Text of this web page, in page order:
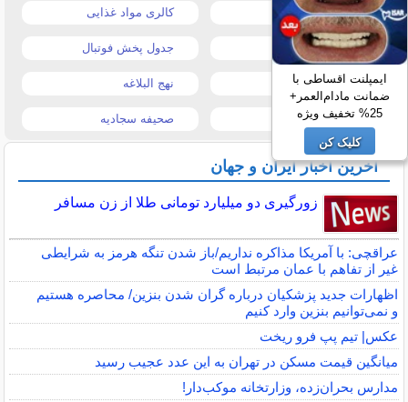
قیمت دلار کالری مواد غذایی
قیمت موبایل جدول پخش فوتبال
قیمت تبلت نهج البلاغه
تیتر روزنامه ها صحیفه سجادیه
آخرین اخبار ایران و جهان
زورگیری دو میلیارد تومانی طلا از زن مسافر
عراقچی: با آمریکا مذاکره نداریم/باز شدن تنگه هرمز به شرایطی
غیر از تفاهم با عمان مرتبط است
اظهارات جدید پزشکیان درباره گران شدن بنزین/ محاصره هستیم
و نمی‌توانیم بنزین وارد کنیم
عکس| تیم پپ فرو ریخت
میانگین قیمت مسکن در تهران به این عدد عجیب رسید
مدارس بحران‌زده، وزارتخانه موکب‌دار!
ایمپلنت اقساطی با
ضمانت مادام‌العمر+
25% تخفیف ویژه
کلیک کن